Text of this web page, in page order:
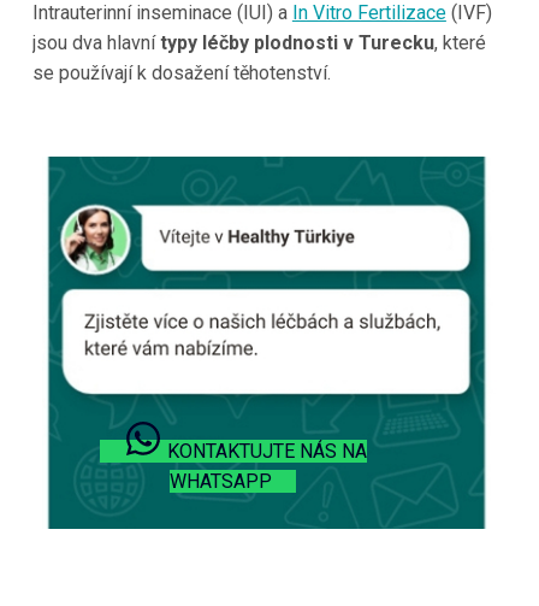
Intrauterinní inseminace (IUI) a In Vitro Fertilizace(IVF)
jsou dva hlavnítypy léčby plodnosti v Turecku, které
se používají k dosažení těhotenství.
KONTAKTUJTE NÁS NA
WHATSAPP